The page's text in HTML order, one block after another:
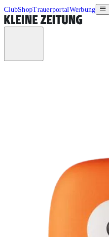
ClubShopTrauerportalWerbung